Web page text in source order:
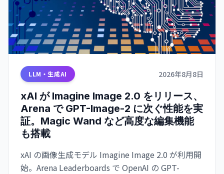
LLM・生成AI 2026年8月8日
xAI が Imagine Image 2.0 をリリース、
Arena で GPT-Image-2 に次ぐ性能を実
証。Magic Wand など高度な編集機能
も搭載
xAI の画像生成モデル Imagine Image 2.0 が利用開
始。Arena Leaderboards で OpenAI の GPT-